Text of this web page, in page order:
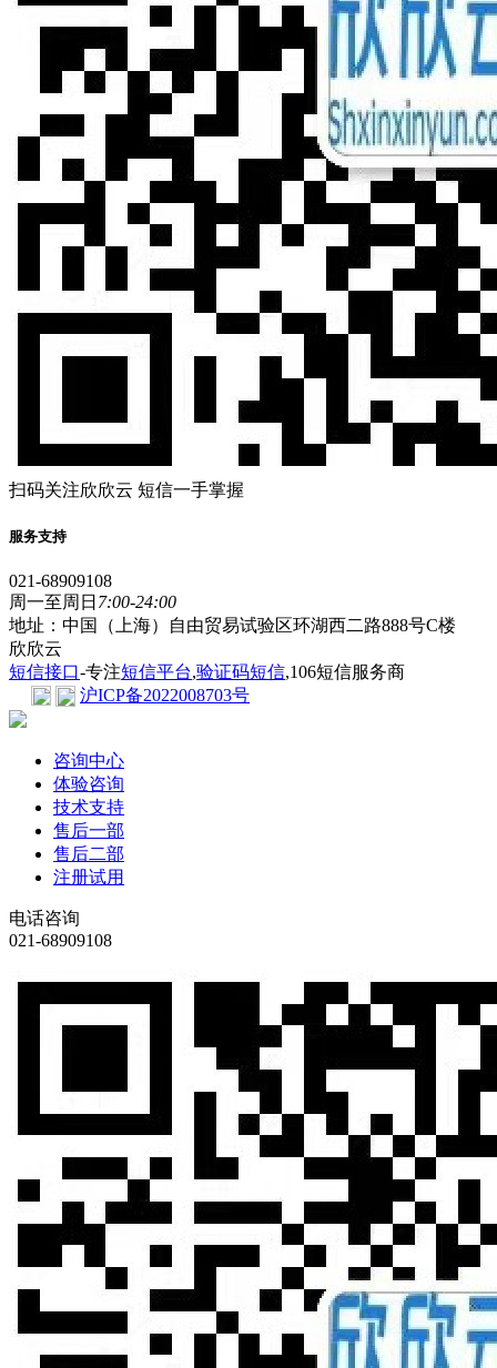
扫码关注欣欣云 短信一手掌握
服务支持
021-68909108
周一至周日 7:00-24:00
地址：中国（上海）自由贸易试验区环湖西二路888号C楼
欣欣云
短信接口-专注短信平台,验证码短信,106短信服务商
沪ICP备2022008703号
咨询中心
体验咨询
技术支持
售后一部
售后二部
注册试用
电话咨询
021-68909108